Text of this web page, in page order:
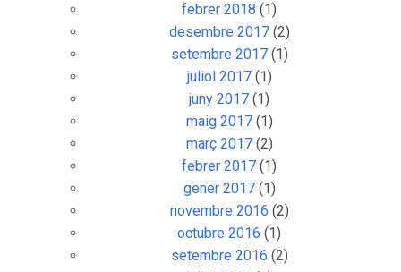
febrer 2018 (1)
desembre 2017(2)
setembre 2017(1)
juliol 2017(1)
juny 2017 (1)
maig 2017(1)
març 2017(2)
febrer 2017 (1)
gener 2017(1)
novembre 2016 (2)
octubre 2016 (1)
setembre 2016 (2)